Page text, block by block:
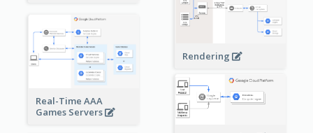
Rendering
Real-Time AAA
Games Servers